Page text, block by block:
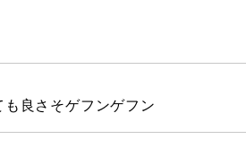
良さそゲフンゲフン